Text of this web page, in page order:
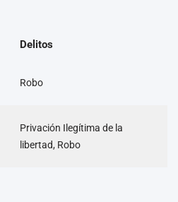
Delitos
Robo
Privación Ilegítima de la
libertad, Robo